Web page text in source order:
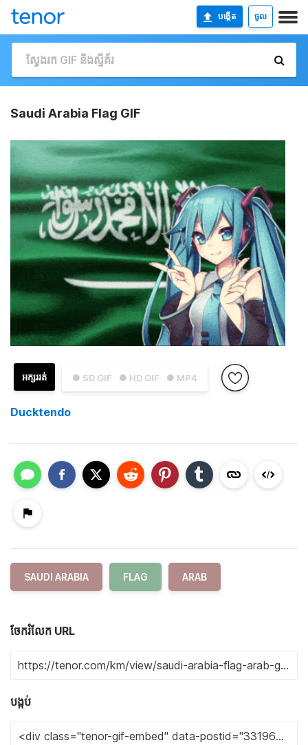
បង្កើត ចូល
Saudi Arabia Flag GIF
● SD GIF ● HD GIF ● MP4
អក្សររត់
Ducktendo
SAUDI ARABIA FLAG ARAB
ចែករំលែក URL
បង្កប់